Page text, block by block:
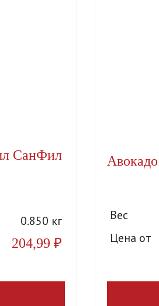
СанФил
0.850 кг
204,99 ₽
Авокадо
Вес
Цена от